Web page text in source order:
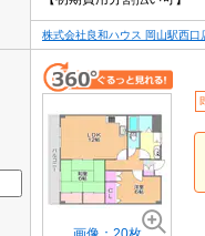
株式会社良和ハウス 岡山駅西口